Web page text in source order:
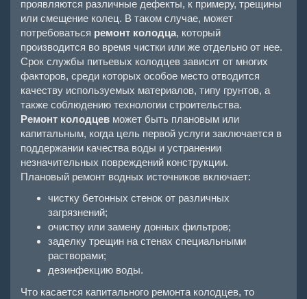
проявляются различные дефекты, к примеру, трещины
или смещение колец. В таком случае, может
потребоваться ремонт колодца, который
производится во время чистки или же отдельно от нее.
Срок службы питьевых колодцев зависит от многих
факторов, среди которых особое место отводится
качеству используемых материалов, типу грунтов, а
также соблюдению технологии строительства.
Ремонт колодцев может быть плановым или
капитальным, когда цель первой услуги заключается в
поддержании качества воды и устранении
незначительных повреждений конструкции.
Плановый ремонт водных источников включает:
чистку бетонных стенок от различных
загрязнений;
очистку или замену донных фильтров;
заделку трещин на стенах специальными
растворами;
дезинфекцию воды.
Что касается капитального ремонта колодцев, то